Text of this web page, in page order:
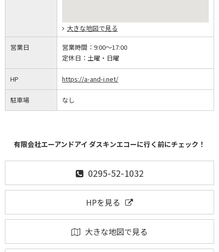
大きな地図で見る
営業日 営業時間： 9:00～17:00
定休日： 土曜・日曜
HP https://a-and-i.net/
駐車場 なし
有限会社エーアンドアイ ダスキンエコーに行く前にチェック！
0295-52-1032
HPを見る
大きな地図で見る